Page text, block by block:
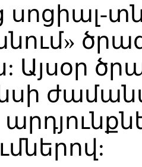
սոցիալ-
Այսօր